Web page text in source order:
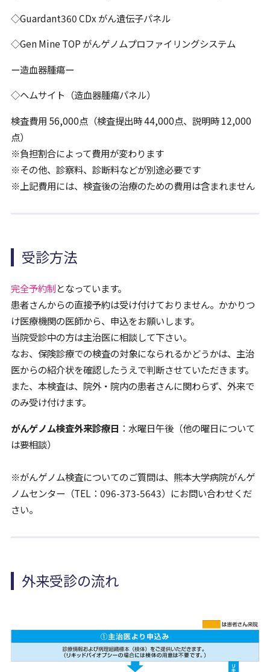
◇Guardant360 CDx がん遺伝子パネル
◇Gen Mine TOP がんゲノムプロファイリングシステム
ー造血器腫瘍ー
◇ヘムサイト（造血器腫瘍パネル）
検査費用 56,000点（検査提出時 44,000点、説明時 12,000
点）
※負担割合によって費用が変わります
※その他、診察料、診断料などが別途必要です
※上記費用には、検査後の治療のための費用は含まれません
受診方法
完全予約制となっています。
患者さんからの直接予約は受け付けておりません。かかりつ
け医療機関の医師から、申込をお願いします。
当院受診中の方は主治医に相談して下さい。
なお、保険診療での検査の対象になられるかどうかは、主治
医からの紹介状を確認したうえで判断させていただきます。
また、本検査は、院外・院内の患者さんに関わらず、外来で
のみ受け付けます。
がんゲノム検査外来診療日 ：水曜日午後（他の曜日について
は要相談）
※がんゲノム検査についてのご質問は、熊本大学病院がんゲ
ノムセンター（TEL：096-373-5643）にお問い合わせくだ
さい。
外来受診の流れ